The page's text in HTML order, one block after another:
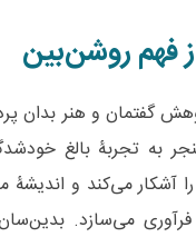
فهم روشن‌بین
و هنر بدان
تجربۀ بالغ
آشکار می‌کند و
می‌سازد.